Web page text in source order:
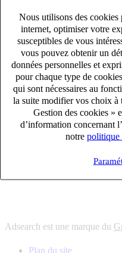
Nous utilisons des cookies
internet, optimiser votre
susceptibles de vous
vous pouvez obtenir un
données personnelles et
pour chaque type de
qui sont nécessaires au
la suite modifier vos choix à
Gestion des cookies »
d’information concernant
notre politique
s'adapter à vos besoin
10 univers
connaître votre secteur
12 bureaux en France
proximité avec nos
6 solutions
s'adapter à vos besoin
10 univers
connaître votre secteur
proximité avec nos
Adsearch est une marque du
Plan du site